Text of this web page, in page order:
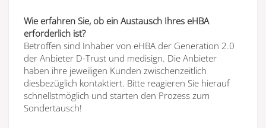
Wie erfahren Sie, ob ein Austausch Ihres eHBA
erforderlich ist?
Betroffen sind Inhaber von eHBA der Generation 2.0
der Anbieter D-Trust und medisign. Die Anbieter
haben ihre jeweiligen Kunden zwischenzeitlich
diesbezüglich kontaktiert. Bitte reagieren Sie hierauf
schnellstmöglich und starten den Prozess zum
Sondertausch!